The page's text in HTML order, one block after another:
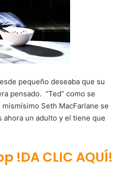
pequeño deseaba que su
pensado. “Ted” como se
Seth MacFarlane se
un adulto y el tiene que
!DA CLIC AQUÍ!